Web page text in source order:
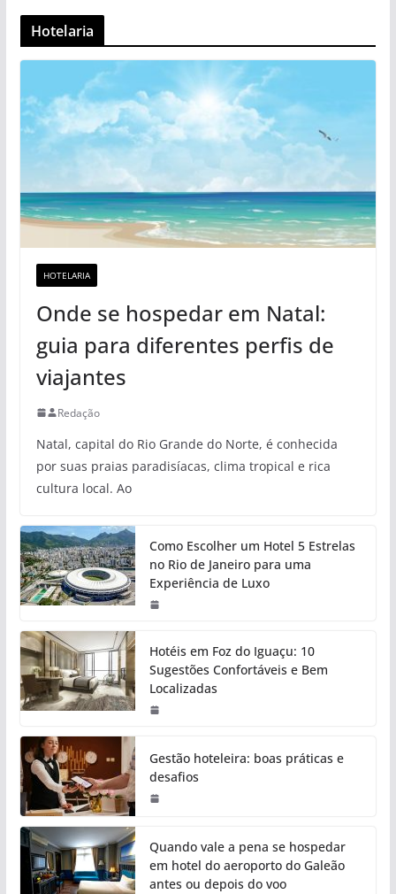
Hotelaria
HOTELARIA
Onde se hospedar em Natal:
guia para diferentes perfis de
viajantes
Redação
Natal, capital do Rio Grande do Norte, é conhecida
por suas praias paradisíacas, clima tropical e rica
cultura local. Ao
Como Escolher um Hotel 5 Estrelas
no Rio de Janeiro para uma
Experiência de Luxo
Hotéis em Foz do Iguaçu: 10
Sugestões Confortáveis e Bem
Localizadas
Gestão hoteleira: boas práticas e
desafios
Quando vale a pena se hospedar
em hotel do aeroporto do Galeão
antes ou depois do voo